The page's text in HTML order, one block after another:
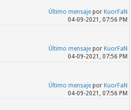
Último mensajepor KuorFaN
04-09-2021, 07:56 PM
Último mensajepor KuorFaN
04-09-2021, 07:56 PM
Último mensajepor KuorFaN
04-09-2021, 07:56 PM